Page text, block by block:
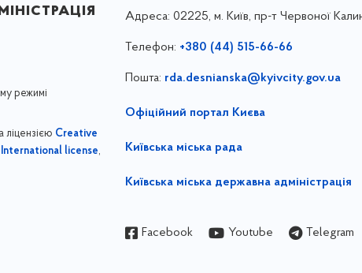
режимі
ліцензією Creative
license,
Адреса: 02225, м. Київ, пр-т Червоної
Телефон: +380 (44) 515-66-66
Пошта: rda.desnianska@kyivcity.gov.ua
Офіційний портал Києва
Київська міська рада
Київська міська державна адміністрація
Facebook Youtube Telegram